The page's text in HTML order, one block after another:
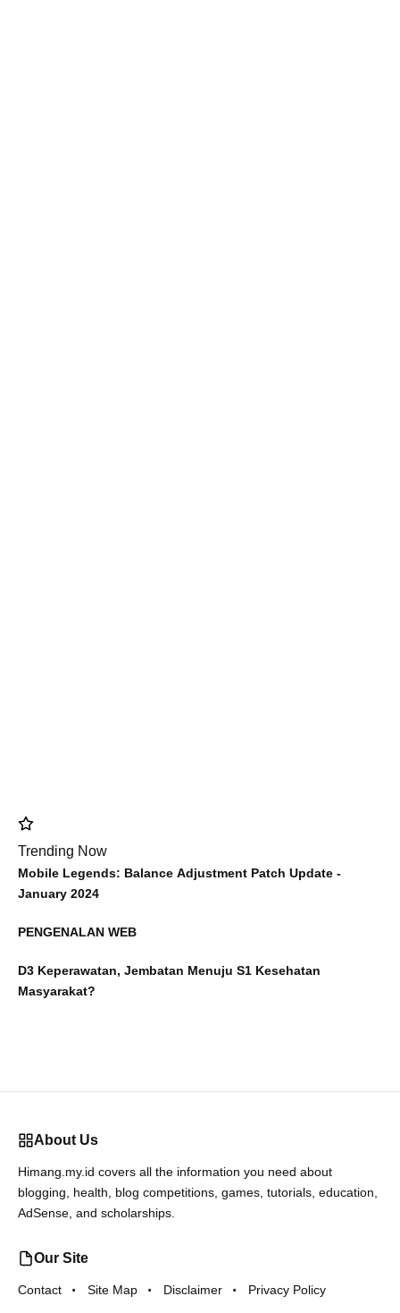
Trending Now
Mobile Legends: Balance Adjustment Patch Update -
January 2024
PENGENALAN WEB
D3 Keperawatan, Jembatan Menuju S1 Kesehatan
Masyarakat?
About Us
Himang.my.id covers all the information you need about
blogging, health, blog competitions, games, tutorials, education,
AdSense, and scholarships.
Our Site
Contact Site Map Disclaimer Privacy Policy